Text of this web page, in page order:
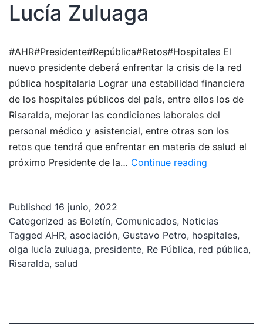
Lucía Zuluaga
#AHR#Presidente#República#Retos#Hospitales El
nuevo presidente deberá enfrentar la crisis de la red
pública hospitalaria Lograr una estabilidad financiera
de los hospitales públicos del país, entre ellos los de
Risaralda, mejorar las condiciones laborales del
personal médico y asistencial, entre otras son los
retos que tendrá que enfrentar en materia de salud el
próximo Presidente de la… Continue reading
enfrentar
la
crisis
Published 16 junio, 2022
Categorized as Boletín, Comunicados, Noticias
Tagged AHR, asociación, Gustavo Petro, hospitales,
olga lucía zuluaga, presidente, Re Pública, red pública,
Risaralda, salud